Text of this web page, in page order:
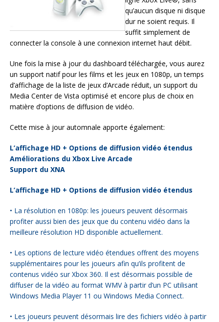
qu’aucun disque ni disque
dur ne soient requis. Il
suffit simplement de
connecter la console à une connexion internet haut débit.
Une fois la mise à jour du dashboard téléchargée, vous aurez
un support natif pour les films et les jeux en 1080p, un temps
d’affichage de la liste de jeux d’Arcade réduit, un support du
Media Center de Vista optimisé et encore plus de choix en
matière d’options de diffusion de vidéo.
Cette mise à jour automnale apporte également:
L’affichage HD + Options de diffusion vidéo étendus
Améliorations du Xbox Live Arcade
Support du XNA
L’affichage HD + Options de diffusion vidéo étendus
• La résolution en 1080p: les joueurs peuvent désormais
profiter aussi bien des jeux que du contenu vidéo dans la
meilleure résolution HD disponible actuellement.
• Les options de lecture vidéo étendues offrent des moyens
supplémentaires pour les joueurs afin qu’ils profitent de
contenus vidéo sur Xbox 360. Il est désormais possible de
diffuser de la vidéo au format WMV à partir d’un PC utilisant
Windows Media Player 11 ou Windows Media Connect.
• Les joueurs peuvent désormais lire des fichiers vidéo à partir